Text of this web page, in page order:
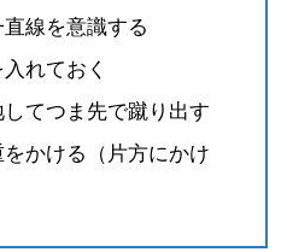
線を意識する
れておく
てつま先で蹴り出す
かける（片方にかけ